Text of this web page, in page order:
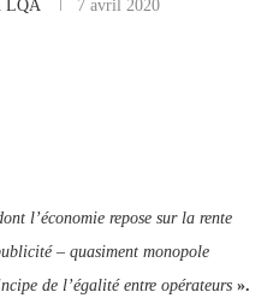
LQA 7 avril 2020
l’économie repose sur la rente
– quasiment monopole
de l’égalité entre opérateurs ».